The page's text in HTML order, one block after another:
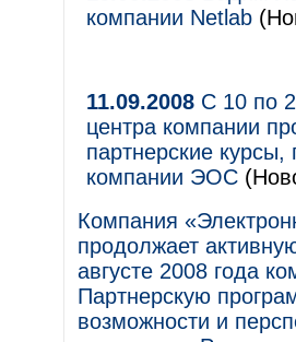
компании Netlab
11.09.2008 С 10 по
центра компании
партнерские
компании ЭОС
Компания
продолжает
августе 2008 года
Партнерскую
возможности и